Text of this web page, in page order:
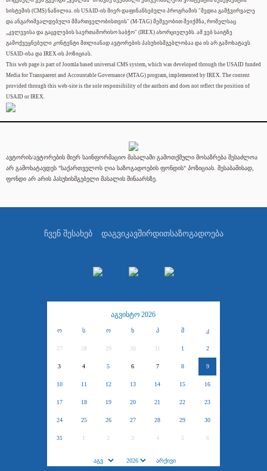
სისტემის (CMS) ნაწილია. ის USAID-ის მიერ დაფინანსებული პროგრამის "მედია გამჭვირვალე
და ანგარიშვალდებული მმართველობისთვის" (M-TAG) მეშვეობით შეიქმნა, რომელსაც
„კვლევისა და გაცვლების საერთაშორისო საბჭო" (IREX) ახორციელებს. ამ ვებ საიტზე
გამოქვეყნებული კონტენტი მთლიანად ავტორების პასუხისმგებლობაა და ის არ გამოხატავს
USAID-ისა და IREX-ის პოზიციას.
This web page is part of Joomla based universal CMS system, which was developed through the USAID funded
Media for Transparent and Accountable Governance (MTAG) program, implemented by IREX. The content
provided through this web-site is the sole responsibility of the authors and does not reflect the position of
USAID or IREX.
ავტორის/ავტორების მიერ საინფორმაციო მასალაში გამოთქმული მოსაზრება შესაძლოა
არ გამოხატავდეს "საქართველოს ღია საზოგადოების ფონდის" პოზიციას. შესაბამისად,
ფონდი არ არის პასუხისმგებელი მასალის შინაარსზე.
ჩვენ შესახებ დაგვიკავშირდითსაზოგადოება
აგვისტო 2026
ო ს ო ხ პ შ კ
27 28 29 30 31 1 2
3 4 5 6 7 8 9
10 11 12 13 14 15 16
17 18 19 20 21 22 23
24 25 26 27 28 29 30
31 1 2 3 4 5 6